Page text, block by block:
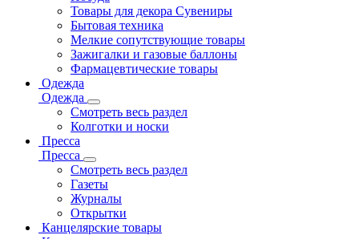
Товары для декора Сувениры
Бытовая техника
Мелкие сопутствующие товары
Зажигалки и газовые баллоны
Фармацевтические товары
Одежда
Одежда
Смотреть весь раздел
Колготки и носки
Пресса
Пресса
Смотреть весь раздел
Газеты
Журналы
Открытки
Канцелярские товары